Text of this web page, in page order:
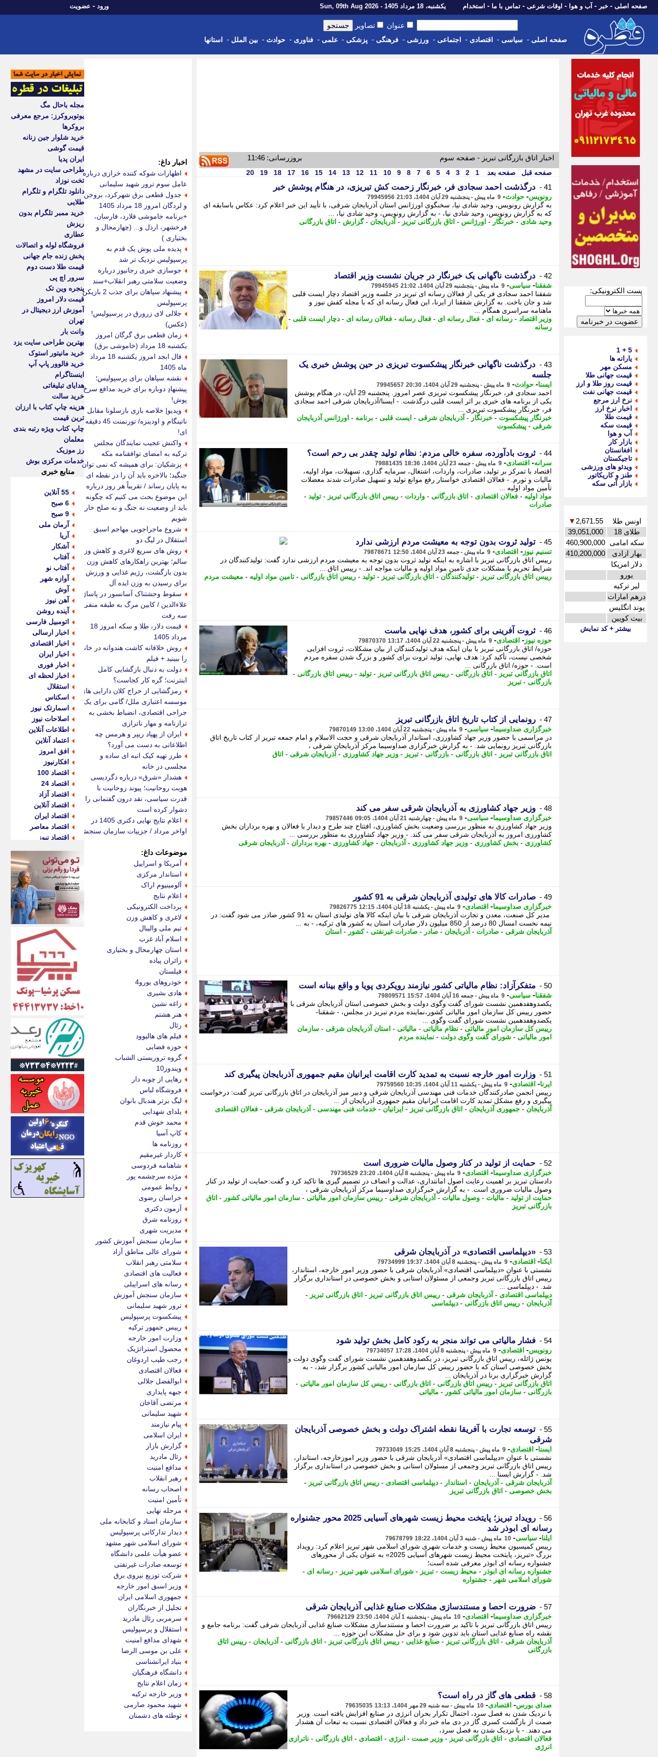
صفحه اصلی - خبر - آب و هوا - اوقات شرعی - تماس با ما - استخدام یکشنبه، 18 مرداد 1405 - Sun, 09th Aug 2026 ورود - عضویت
عنوان تصاویر
صفحه اصلی - سیاسی - اقتصادی - اجتماعی - ورزشی - فرهنگی - پزشکی - علمی - فناوری - حوادث - بین الملل - استانها
پست الکترونیکی:
5 + 1
یارانه ها
مسکن مهر
قیمت جهانی طلا
قیمت روز طلا و ارز
قیمت جهانی نفت
نرخ ارز مرجع
اخبار نرخ ارز
قیمت طلا
قیمت سکه
آب و هوا
بازار کار
افغانستان
تاجیکستان
ویدئو های ورزشی
طنز و کاریکاتور
بازار آتی سکه
اونس طلا 2,671.55
▼
طلای 18
39,051,000
سکه امامی 460,900,000
بهار ازادی
410,200,000
دلار امریکا
یورو
لیر ترکیه
درهم امارات
پوند انگلیس
بیت کویین
بیشتر + کد نمایش
اخبار اتاق بازرگانی تبریز - صفحه سوم بروزرسانی: 11:46
صفحه قبل صفحه بعد 1
2
3
4
5
6
7
8
9
10
11
12
13
14
15
16
17
18
19
20
41 - درگذشت احمد سجادی فر، خبرنگار زحمت کش تبریزی، در هنگام پوشش خبر
رونویس- حوادث- 9 ماه پیش - پنجشنبه 29 آبان 1404، 21:03 79945956
به گزارش رونویس، وحید شادی نیا، سخنگوی اورژانس استان آذربایجان شرقی، با تأیید این خبر اعلام کرد: عکاس باسابقه ای
که به گزارش رونویس، وحید شادی نیا، - به گزارش رونویس، وحید شادی نیا، ...
وحید شادی - خبرنگار - اورژانس - اتاق بازرگانی تبریز - آذربایجان -گزارش - اتاق بازرگانی
42 - درگذشت ناگهانی یک خبرنگار در جریان نشست وزیر اقتصاد
شفقنا- سیاسی- 9 ماه پیش - پنجشنبه 29 آبان 1404، 21:02 79945945
شفقنا احمد سجادی فر یکی از فعالان رسانه ای تبریز در جلسه وزیر اقتصاد دچار ایست قلبی
شد و جان باخت. به گزارش شفقنا از ایرنا، این فعال رسانه ای که با مجله کفش نیوز و
ماهنامه سراسری همگام ...
وزیر اقتصاد - رسانه ای - فعال رسانه ای - فعال رسانه - فعالان رسانه ای - دچار ایست قلبی -
رسانه
43 -
درگذشت ناگهانی خبرنگار پیشکسوت تبریزی در حین پوشش خبری یک
جلسه
ایسنا- حوادث- 9 ماه پیش - پنجشنبه 29 آبان 1404، 20:30 79945657
احمد سجادی فر، خبرنگار پیشکسوت تبریزی عصر امروز. پنجشنبه 29 آبان، در هنگام پوشش
یکی از برنامه های خبری بر اثر ایست قلبی درگذشت. - ایسنا/آذربایجان شرقی احمد سجادی
فر، خبرنگار پیشکسوت تبریزی ...
خبرنگار پیشکسوت - خبرنگار - آذربایجان شرقی - ایست قلبی - برنامه - اورژانس آذربایجان
شرقی - پیشکسوت
44 - ثروت بادآورده، سفره خالی مردم: نظام تولید چقدر بی رحم است؟
سرانه- اقتصادی- 9 ماه پیش - جمعه 23 آبان 1404، 18:36 79881435
اقتصاد با تمرکز بر تولید، صادرات، واردات، اشتغال، سرمایه گذاری، تسهیلات، مواد اولیه،
مالیات و تورم. - فعالان اقتصادی خواستار رفع موانع تولید و تسهیل صادرات شدند معضلات
تأمین مواد اولیه ...
مواد اولیه - فعالان اقتصادی - اتاق بازرگانی - واردات - رییس اتاق بازرگانی تبریز - تولید -
صادرات
45 - تولید ثروت بدون توجه به معیشت مردم ارزشی ندارد
تسنیم نیوز - اقتصادی- 9 ماه پیش - جمعه 23 آبان 1404، 12:50 79878671
رییس اتاق بازرگانی تبریز با اشاره به اینکه تولید ثروت بدون توجه به معیشت مردم ارزشی ندارد گفت: تولیدکنندگان در
شرایط تحریم با مشکلات جدی تامین مواد اولیه و مالیات مواجه اند. - رییس اتاق ...
رییس اتاق بازرگانی تبریز - تولیدکنندگان - اتاق بازرگانی تبریز - تولید - رییس اتاق بازرگانی - تامین مواد اولیه - معیشت مردم
46 - ثروت آفرینی برای کشور، هدف نهایی ماست
حوزه نیوز - اقتصادی- 9 ماه پیش - پنجشنبه 22 آبان 1404، 13:17 79870370
حوزه/ اتاق بازرگانی تبریز با بیان اینکه هدف تولیدکنندگان از بیان مشکلات، ثروت افزایی
شخصی نیست، تأکید کرد: هدف نهایی، تولید ثروت برای کشور و بزرگ شدن سفره مردم
است. - حوزه/ اتاق بازرگانی ...
اتاق بازرگانی تبریز - اتاق بازرگانی - رییس اتاق بازرگانی تبریز - تولید - رییس اتاق بازرگانی -
بازرگانی - تبریز
47 - رونمایی از کتاب تاریخ اتاق بازرگانی تبریز
خبرگزاری صداوسیما- سیاسی- 9 ماه پیش - پنجشنبه 22 آبان 1404، 13:00 79870149
در مراسمی با حضور وزیر جهاد کشاورزی، استاندار آذربایجان شرقی و حجت الاسلام و امام جمعه تبریز از کتاب تاریخ اتاق
بازرگانی تبریز رونمایی شد. - به گزارش خبرگزاری صداوسیما مرکز آذربایجان شرقی ،
اتاق بازرگانی تبریز - اتاق بازرگانی - بازرگانی - تبریز - وزیر جهاد کشاورزی - آذربایجان شرقی - اتاق
48 - وزیر جهاد کشاورزی به آذربایجان شرقی سفر می کند
خبرگزاری صداوسیما- سیاسی- 9 ماه پیش - چهارشنبه 21 آبان 1404، 09:05 79857446
وزیر جهاد کشاورزی به منظور بررسی وضعیت بخش کشاورزی، افتتاح چند طرح و دیدار با فعالان و بهره برداران بخش
کشاورزی امروز به آذربایجان شرقی سفر می کند. - وزیر جهاد کشاورزی به منظور بررسی ...
کشاورزی - بخش کشاورزی - وزیر جهاد کشاورزی - آذربایجان - جهاد کشاورزی - بهره برداران - آذربایجان شرقی
49 - صادرات کالا های تولیدی آذربایجان شرقی به 91 کشور
خبرگزاری صداوسیما- اقتصادی- 9 ماه پیش - یکشنبه 18 آبان 1404، 12:15 79826775
مدیر کل صنعت، معدن و تجارت آذربایجان شرقی با بیان اینکه کالا های تولیدی استان به 91 کشور صادر می شود گفت: در
نیمه نخست امسال 80 درصد از 850 میلیون دلار صادرات استان به کشور های ترکیه، - به ...
آذربایجان شرقی - صادرات - آذربایجان - صادر - صادرات غیرنفتی -کشور - استان
50 - متفکرآزاد: نظام مالیاتی کشور نیازمند رویکردی پویا و واقع بینانه است
شفقنا- سیاسی- 9 ماه پیش - جمعه 16 آبان 1404، 15:57 79809571
یکصدوهفدهمین نشست شورای گفت وگوی دولت و بخش خصوصی استان آذربایجان شرقی با
حضور رییس کل سازمان امور مالیاتی کشور،نماینده مردم تبریز در مجلس، - شفقنا-
یکصدوهفدهمین نشست شورای گفت وگوی ...
رییس کل سازمان امور مالیاتی - نظام مالیاتی - مالیاتی - استان آذربایجان شرقی - سازمان
امور مالیاتی - شورای گفت وگوی دولت - نماینده مردم
51 - وزارت امور خارجه نسبت به تمدید کارت اقامت ایرانیان مقیم جمهوری آذربایجان پیگیری کند
ایرنا- اقتصادی- 9 ماه پیش - یکشنبه 11 آبان 1404، 10:35 79759560
رییس انجمن صادرکنندگان خدمات فنی مهندسی آذربایجان شرقی و دبیر میز آذربایجان در اتاق بازرگانی تبریز گفت: درخواست
پیگیری و رفع مشکل تمدید کارت اقامت ایرانیان مقیم جمهوری آذربایجان از ...
آذربایجان - جمهوری آذربایجان - اتاق بازرگانی تبریز - ایرانیان - خدمات فنی مهندسی - آذربایجان شرقی - فعالان اقتصادی
52 - حمایت از تولید در کنار وصول مالیات ضروری است
خبرگزاری صداوسیما- اقتصادی- 9 ماه پیش - پنجشنبه 8 آبان 1404، 23:20 79736529
دادستان تبریز بر اهمیت رعایت اصول امانتداری، عدالت و انصاف در تصمیم گیری ها تاکید کرد و گفت:حمایت از تولید در کنار
وصول مالیات ضروری است. - به گزارش خبرگزاری صداوسیما مرکز آذربایجان شرقی ،
حمایت از تولید - مالیات - وصول مالیات - آذربایجان شرقی - رییس سازمان امور مالیاتی - سازمان امور مالیاتی کشور - اتاق
بازرگانی تبریز
53 - «دیپلماسی اقتصادی» در آذربایجان شرقی
ایکنا- اقتصادی- 9 ماه پیش - پنجشنبه 8 آبان 1404، 19:37 79734999
نشستی با عنوان «دیپلماسی اقتصادی» آذربایجان شرقی با حضور وزیر امور خارجه، استاندار،
رییس اتاق بازرگانی تبریز وجمعی از مسئولان استانی و بخش خصوصی در استانداری برگزار
شد. - دیپلماسی ...
دیپلماسی اقتصادی - آذربایجان شرقی - رییس اتاق بازرگانی تبریز - اتاق بازرگانی تبریز -
آذربایجان - رییس اتاق بازرگانی - دیپلماسی
54 - فشار مالیاتی می تواند منجر به رکود کامل بخش تولید شود
رونویس- اقتصادی- 9 ماه پیش - پنجشنبه 8 آبان 1404، 17:28 79734057
یونس ژائله، رییس اتاق بازرگانی تبریز، در یکصدوهفدهمین نشست شورای گفت وگوی دولت و
بخش خصوصی استان که با حضور رییس کل سازمان امور مالیاتی کشور برگزار شد، - به
گزارش خبرگزاری برنا در آذربایجان ...
اتاق بازرگانی تبریز - رییس اتاق بازرگانی - اتاق بازرگانی - رییس کل سازمان امور مالیاتی -
بازرگانی - سازمان امور مالیاتی کشور - مالیاتی
55 -
توسعه تجارت با آفریقا نقطه اشتراک دولت و بخش خصوصی آذربایجان
شرقی
ایسنا- اقتصادی- 9 ماه پیش - پنجشنبه 8 آبان 1404، 15:25 79733049
نشستی با عنوان «دیپلماسی اقتصادی» آذربایجان شرقی با حضور وزیر امورخارجه، استاندار،
رییس اتاق بازرگانی تبریز وجمعی از مسئولان استانی و بخش خصوصی در استانداری برگزار
شد. - گزارش ایسنا ...
آذربایجان شرقی - آذربایجان - استاندار - دیپلماسی اقتصادی - رییس اتاق بازرگانی تبریز -
بخش خصوصی - اتاق بازرگانی تبریز
56 -
رویداد تبریز؛ پایتخت محیط زیست شهرهای آسیایی 2025 محور جشنواره
رسانه ای ابوذر شد
ایلنا- سیاسی- 10 ماه پیش - شنبه 3 آبان 1404، 18:22 79678799
رییس کمیسیون محیط زیست و خدمات شهری شورای اسلامی شهر تبریز اعلام کرد: رویداد
بزرگ «تبریز، پایتخت محیط زیست شهرهای آسیایی 2025» به عنوان یکی از محورهای
جشنواره رسانه ای ابوذر معرفی شده است؛
جشنواره رسانه ای ابوذر - محیط زیست - تبریز - شورای اسلامی شهر تبریز - رسانه ای -
شورای اسلامی شهر - جشنواره
57 - ضرورت احصا و مستندسازی مشکلات صنایع غذایی آذربایجان شرقی
خبرگزاری صداوسیما- اقتصادی- 10 ماه پیش - پنجشنبه 1 آبان 1404، 23:50 79662129
رییس اتاق بازرگانی تبریز با تاکید بر ضرورت احصا و مستندسازی مشکلات صنایع غذایی آذربایجان شرقی گفت: برنامه جامع و
نقشه راه صنایع غذایی استان باید تدوین شود و برای حل مشکلات این حوزه ...
آذربایجان شرقی - اتاق بازرگانی تبریز - صنایع غذایی - رییس اتاق بازرگانی تبریز - اتاق بازرگانی - آذربایجان - رییس اتاق
بازرگانی
58 - قطعی های گاز در راه است؟
صدای بورس- اقتصادی- 10 ماه پیش - سه شنبه 29 مهر 1404، 13:13 79635035
با نزدیک شدن به فصل سرد، احتمال تکرار بحران انرژی در صنایع افزایش یافته است. وزیر
صمت از بازگشت کسری گاز در دی ماه خبر داد و فعالان اقتصادی نسبت به تبعات آن هشدار
می دهند. - با نزدیک شدن به فصل سرد،
فعالان اقتصادی - اتاق بازرگانی تبریز - وزیر صمت - انرژی - اقتصادی - اتاق بازرگانی - ناترازی
انرژی
اخبار داغ:
اظهارات شوکه کننده خرازی درباره
عامل سوم ترور شهید سلیمانی
جدول قطعی برق شهرکرد، بروجن
و لردگان امروز 18 مرداد 1405
+برنامه خاموشی فلارد، فارسان،
فرخشهر، اردل و... (چهارمحال و
بختیاری )
پدیده ملی پوش یک قدم به
پرسپولیس نزدیک تر شد
جوسازی خبری رجانیوز درباره
وضعیت سلامتی رهبر انقلاب+سند
پیشنهاد سپاهان برای جذب 2 بازیکن
پرسپولیس
جلالی لای زرورق در پرسپولیس!
(عکس)
زمان قطعی برق گرگان امروز
یکشنبه 18 مرداد (خاموشی برق)
فال ابجد امروز یکشنبه 18 مرداد
ماه 1405
نقشه سپاهان برای پرسپولیس؛
پیشنهادِ دوباره برای خرید مدافع سرخ
پوش!
ویدیو| خلاصه بازی بارسلونا مقابل
ناتینگام و اودینزه/ تورنمنت 45 دقیقه
ای!
واکنش عجیب نمایندگان مجلس
ترکیه به امضای توافقنامه مکه
پزشکیان: برای همیشه که نمی توان
جنگید؛ بالاخره باید آن را در نقطه ای
به پایان رساند / تقریباً هر روز درباره
این موضوع بحث می کنیم که چگونه
باید از وضعیت نه جنگ و نه صلح خارج
شویم
شروع ماجراجویی مهاجم اسبق
استقلال در لیگ دو
روش های سریع لاغری و کاهش وزن
سالم؛ بهترین راهکارهای کاهش وزن
بدون بازگشت، رژیم غذایی و ورزش
برای رسیدن به وزن ایده آل
سقوط وحشتناک آسانسور در پاساژ
علاءالدین / کابین مرگ به طبقه منفی
سه رفت
قیمت دلار، طلا و سکه امروز 18
مرداد 1405
روش خلاقانه کاشت هندوانه در خانه
را ببینید + فیلم
دولت به دنبال بازگشایی کامل
اینترنت؛ گره کار کجاست؟
رمزگشایی از حراج کلان دارایی های
موسسه اعتباری ملل/ گامی برای یک
جراحی اقتصادی، انضباط بخشی به
ترازنامه و مهار ناترازی
ایران از پهپاد ریپر و هرمس چه
اطلاعاتی به دست می آورد؟
طرز تهیه کیک انبه ای ساده و
مجلسی در خانه
هشدار «شرق» درباره دگردیسی
هویت روحانیت؛ پیوند روحانیت با
قدرت سیاسی، نقد درون گفتمانی را
دشوار کرده است
اعلام نتایج نهایی دکتری 1405 در
اواخر مرداد / جزییات سازمان سنجش
موضوعات داغ:
آمریکا و اسراییل
استاندار مرکزی
آلومینیوم اراک
اعلام نتایج
پرداخت الکترونیکی
لاغری و کاهش وزن
تیم ملی والیبال
اسلام آباد غرب
استان چهارمحال و بختیاری
زائران پیاده
فیلستان
خودروهای یورو4
هادی بشیری
زاغه نشین
هنر هشتم
رئال
فیلم های هالیوود
حوزه فضایی
گروه تروریستی الشباب
ویندوز10
رهایی از چوبه دار
فروشگاه لباس
لیگ برتر هندبال بانوان
یلدای شهدایی
محمد خوش قدم
کاپ آسیا
روزنامه ها
کاردار غیرمقیم
شاهنامه فردوسی
مژده سرچشمه پور
روابط عمومی
خراسان رضوی
آزمون دکتری
روزنامه شرق
مدیریت شهری
سازمان سنجش آموزش کشور
شورای عالی مناطق آزاد
سلامتی رهبر انقلاب
فعالیت های اقتصادی
رسانه های اسراییلی
سازمان سنجش آموزش
ترور شهید سلیمانی
پیشکسوت پرسپولیس
رییس جمهور ترکیه
وزارت امور خارجه
محصول استراتژیک
رجب طیب اردوغان
فعالان اقتصادی
ابوالفضل جلالی
جبهه پایداری
مرتضی آقاخان
شهید سلیمانی
پیام نیازمند
ایران اسلامی
گزارش بازار
رئال مادرید
مدافع امنیت
رهبر انقلاب
اصحاب رسانه
تأمین امنیت
مرحله نهایی
سازمان اسناد و کتابخانه ملی
دیدار تدارکاتی پرسپولیس
شورای اسلامی شهر مشهد
عضو هیأت علمی دانشگاه
توسعه صادرات غیرنفتی
شرکت توزیع نیروی برق
وزیر اسبق امور خارجه
جمهوری اسلامی ایران
تجلیل از خبرنگاران
سرمربی رئال مادرید
استقلال و پرسپولیس
شهدای مدافع امنیت
علی بن موسی الرضا
بنیاد ایرانشناسی
دانشگاه فرهنگیان
زمان اعلام نتایج
وزیر خارجه ترکیه
شهید محمود صارمی
توطئه های دشمنان
مجله باحال مگ
یوتوبروکرز: مرجع معرفی
بروکرها
خرید شلوار جین زنانه
قیمت گوشی
ایران پدیا
طراحی سایت در مشهد
تخت نوزاد
دانلود تلگرام و تلگرام
طلایی
خرید ممبر تلگرام بدون
ریزش
عطاری
فروشگاه لوله و اتصالات
پخش زنده جام جهانی
قیمت طلا دست دوم
سرور اچ پی
پنجره وین تک
قیمت دلار امروز
آموزش ارز دیجیتال در
تهران
وانت بار
بهترین طراحی سایت یزد
خرید مانیتور استوک
خرید فالوور پاپ آپ
اینستاگرام
هدایای تبلیغاتی
خرید سالت
هزینه چاپ کتاب با ارزان
ترین قیمت
چاپ کتاب ویژه رتبه بندی
معلمان
رز موزیک
خدمات مرکزی بوش
منابع خبری
55 آنلاین
6 صبح
9 صبح
آرمان ملی
آریا
آشکار
آفتاب
آفتاب نو
آوازه شهر
آوش
آهن نیوز
آینده روشن
اتومبیل فارسی
اخبار ارسالی
اخبار اقتصادی
اخبار ایران
اخبار فوری
اخبار لحظه ای
استقلال
اسکناس
اسمارتک نیوز
اصلاحات نیوز
اطلاعات آنلاین
اعتماد آنلاین
افق امروز
افکارنیوز
اقتصاد 100
اقتصاد 24
اقتصاد آزاد
اقتصاد آنلاین
اقتصاد ایران
اقتصاد معاصر
اقتصاد نیوز
اکوفارس
اکونگار
اکونیوز
الف
انتشار آنلاین
اندیشه قرن
اندیشه معاصر
اندیشه ها
انرژی پرس
ای استخدام
ایتنا
ایراف
ایران آرت
ایران آنلاین
ایران زندگی
ایران فوری
ایرانی روز
ایرانیتال
ایرنا
ایسکانیوز
ایسنا
ایکنا
ایلنا
اینتیتر
ایونا نیوز
بازتاب آنلاین
باشگاه خبرنگاران
باغستان نیوز
بامبوک
ببین و بخون
بدینسان
بنکر